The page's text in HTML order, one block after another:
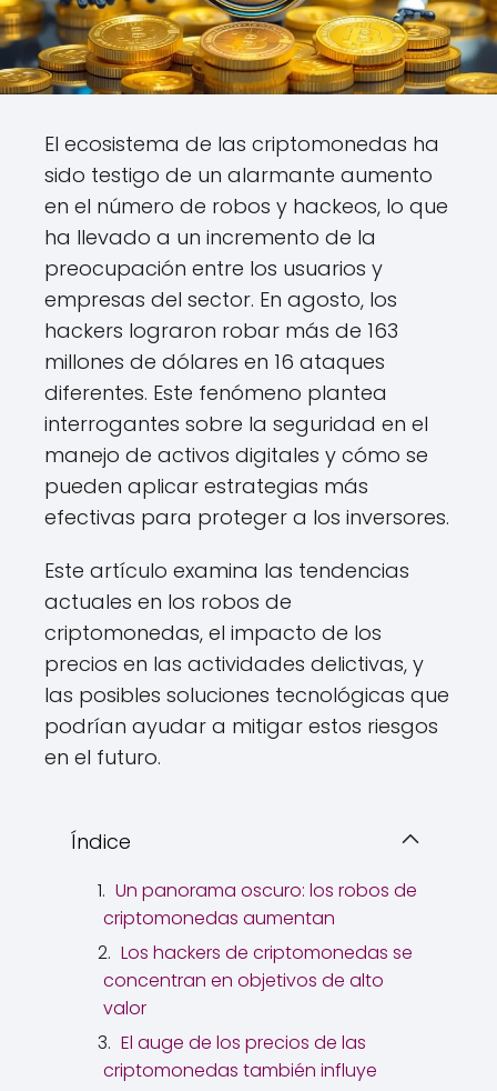
El ecosistema de las criptomonedas ha
sido testigo de un alarmante aumento
en el número de robos y hackeos, lo que
ha llevado a un incremento de la
preocupación entre los usuarios y
empresas del sector. En agosto, los
hackers lograron robar más de 163
millones de dólares en 16 ataques
diferentes. Este fenómeno plantea
interrogantes sobre la seguridad en el
manejo de activos digitales y cómo se
pueden aplicar estrategias más
efectivas para proteger a los inversores.
Este artículo examina las tendencias
actuales en los robos de
criptomonedas, el impacto de los
precios en las actividades delictivas, y
las posibles soluciones tecnológicas que
podrían ayudar a mitigar estos riesgos
en el futuro.
Índice
Un panorama oscuro: los robos de
criptomonedas aumentan
Los hackers de criptomonedas se
concentran en objetivos de alto
valor
El auge de los precios de las
criptomonedas también influye